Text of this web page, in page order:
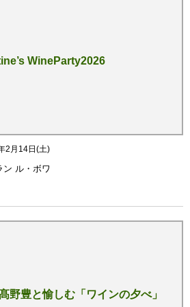
WineParty2026
2月14日(土)
ル・ボワ
野豊と愉しむ「ワインの夕べ」